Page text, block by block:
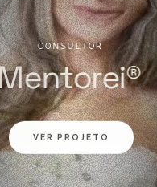
CONSULTOR
Mentorei®
VER PROJETO